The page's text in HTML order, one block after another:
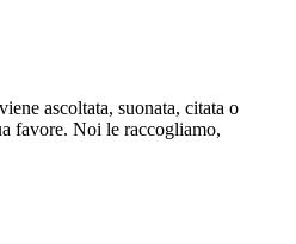
ascoltata, suonata, citata o
favore. Noi le raccogliamo,